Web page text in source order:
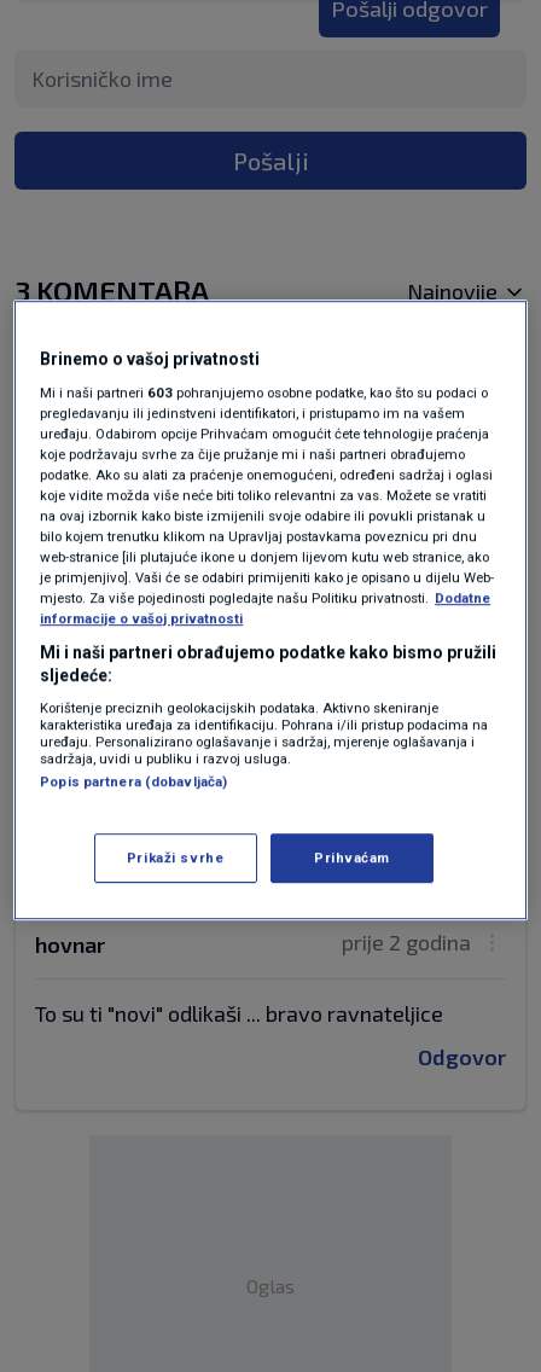
Pošalji odgovor
Pošalji
3 KOMENTARA Najnovije
Bravo! Znanje nema alternativu, a hdz je
opustosio ovu zemlju i dao krkanima pravo da
reagiraju nasiljem.
Odgovor
prije 2 godina
abc
takva ravnateljica,svugde po skolama!biobi red i
disciplina!a snizati prag,je necuveno! bravo
gospodo dubok poklon!
Odgovor
prije 2 godina
hovnar
To su ti "novi" odlikaši ... bravo ravnateljice
Odgovor
Oglas
Brinemo o vašoj privatnosti
Mi i naši partneri 603 pohranjujemo osobne podatke, kao što su podaci o
pregledavanju ili jedinstveni identifikatori, i pristupamo im na vašem
uređaju. Odabirom opcije Prihvaćam omogućit ćete tehnologije praćenja
koje podržavaju svrhe za čije pružanje mi i naši partneri obrađujemo
podatke. Ako su alati za praćenje onemogućeni, određeni sadržaj i oglasi
koje vidite možda više neće biti toliko relevantni za vas. Možete se vratiti
na ovaj izbornik kako biste izmijenili svoje odabire ili povukli pristanak u
bilo kojem trenutku klikom na Upravljaj postavkama poveznicu pri dnu
web-stranice [ili plutajuće ikone u donjem lijevom kutu web stranice, ako
je primjenjivo]. Vaši će se odabiri primijeniti kako je opisano u dijelu Web-
mjesto. Za više pojedinosti pogledajte našu Politiku privatnosti. Dodatne
informacije o vašoj privatnosti
Mi i naši partneri obrađujemo podatke kako bismo pružili
sljedeće:
Korištenje preciznih geolokacijskih podataka. Aktivno skeniranje
karakteristika uređaja za identifikaciju. Pohrana i/ili pristup podacima na
uređaju. Personalizirano oglašavanje i sadržaj, mjerenje oglašavanja i
sadržaja, uvidi u publiku i razvoj usluga.
Popis partnera (dobavljača)
Prikaži svrhe Prihvaćam